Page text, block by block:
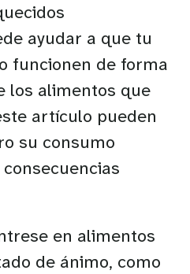
ayudar a que tu
funcionen de forma
los alimentos que
artículo pueden
su consumo
en alimentos
de ánimo, como